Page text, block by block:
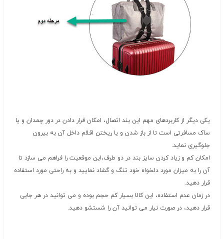
یکی دیگر از کاربردهای مهم این بند اتصال، امکان قرار دادن در دور چمدان و یا
ساک مسافرتی است تا از باز شدن و یا ریختن اقلام داخل آن به بیرون
جلوگیری نماید.
امکان کم و زیاد کردن سایز بند در دو طرف،این موقعیت را فراهم می سازد تا
آن را به میزان مورد دلخواه خود تنگ و گشاد نمایید و به راحتی مورد استفاده
قرار دهید.
در زمان عدم استفاده، این کالا بسیار کم حجم بوده و می توانید در هر جایی
قرار دهید، در صورت نیار می توانید آن را شستشو دهید.